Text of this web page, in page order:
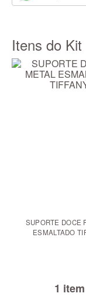
Itens do Kit
SUPORTE DOCE
ESMALTADO
1 item